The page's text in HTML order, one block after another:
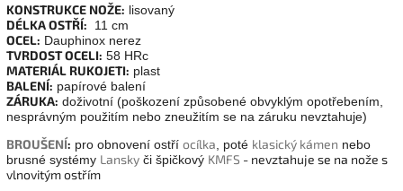
KONSTRUKCE NOŽE: lisovaný
DÉLKA OSTŘÍ: 11 cm
OCEL: Dauphinox nerez
TVRDOST OCELI: 58 HRc
MATERIÁL RUKOJETI: plast
BALENÍ: papírové balení
ZÁRUKA: doživotní (poškození způsobené obvyklým opotřebením,
nesprávným použitím nebo zneužitím se na záruku nevztahuje)
BROUŠENÍ: pro obnovení ostří ocílka , poté klasický kámen nebo
brusné systémy Lansky či špičkový KMFS - nevztahuje se na nože s
vlnovitým ostřím